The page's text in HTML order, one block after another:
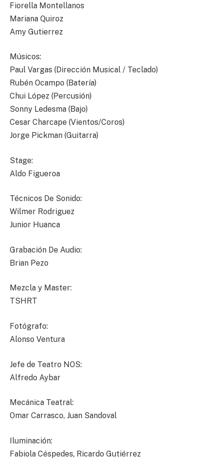
Fiorella Montellanos
Mariana Quiroz
Amy Gutierrez
Músicos:
Paul Vargas (Dirección Musical / Teclado)
Rubén Ocampo (Batería)
Chui López (Percusión)
Sonny Ledesma (Bajo)
Cesar Charcape (Vientos/Coros)
Jorge Pickman (Guitarra)
Stage:
Aldo Figueroa
Técnicos De Sonido:
Wilmer Rodriguez
Junior Huanca
Grabación De Audio:
Brian Pezo
Mezcla y Master:
TSHRT
Fotógrafo:
Alonso Ventura
Jefe de Teatro NOS:
Alfredo Aybar
Mecánica Teatral:
Omar Carrasco, Juan Sandoval
Iluminación:
Fabiola Céspedes, Ricardo Gutiérrez